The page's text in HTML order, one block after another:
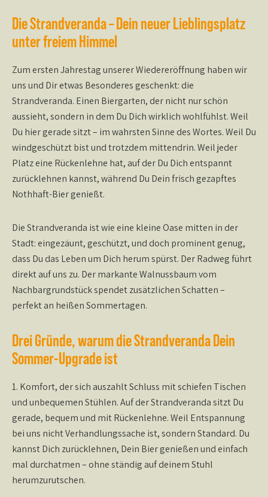
Die Strandveranda – Dein neuer Lieblingsplatz
unter freiem Himmel
Zum ersten Jahrestag unserer Wiedereröffnung haben wir
uns und Dir etwas Besonderes geschenkt: die
Strandveranda. Einen Biergarten, der nicht nur schön
aussieht, sondern in dem Du Dich wirklich wohlfühlst. Weil
Du hier gerade sitzt – im wahrsten Sinne des Wortes. Weil Du
windgeschützt bist und trotzdem mittendrin. Weil jeder
Platz eine Rückenlehne hat, auf der Du Dich entspannt
zurücklehnen kannst, während Du Dein frisch gezapftes
Nothhaft-Bier genießt.
Die Strandveranda ist wie eine kleine Oase mitten in der
Stadt: eingezäunt, geschützt, und doch prominent genug,
dass Du das Leben um Dich herum spürst. Der Radweg führt
direkt auf uns zu. Der markante Walnussbaum vom
Nachbargrundstück spendet zusätzlichen Schatten –
perfekt an heißen Sommertagen.
Drei Gründe, warum die Strandveranda Dein
Sommer-Upgrade ist
1. Komfort, der sich auszahltSchluss mit schiefen Tischen
und unbequemen Stühlen. Auf der Strandveranda sitzt Du
gerade, bequem und mit Rückenlehne. Weil Entspannung
bei uns nicht Verhandlungssache ist, sondern Standard. Du
kannst Dich zurücklehnen, Dein Bier genießen und einfach
mal durchatmen – ohne ständig auf deinem Stuhl
herumzurutschen.